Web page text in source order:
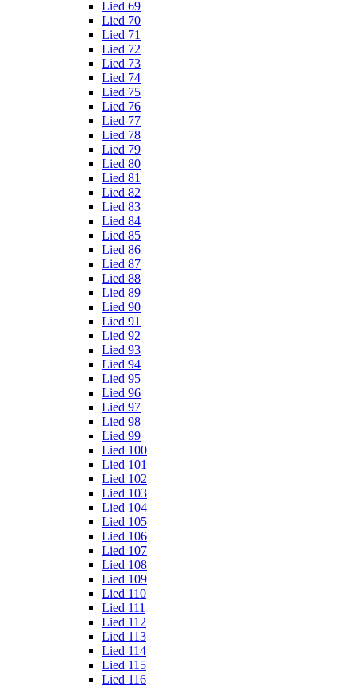
Lied 69
Lied 70
Lied 71
Lied 72
Lied 73
Lied 74
Lied 75
Lied 76
Lied 77
Lied 78
Lied 79
Lied 80
Lied 81
Lied 82
Lied 83
Lied 84
Lied 85
Lied 86
Lied 87
Lied 88
Lied 89
Lied 90
Lied 91
Lied 92
Lied 93
Lied 94
Lied 95
Lied 96
Lied 97
Lied 98
Lied 99
Lied 100
Lied 101
Lied 102
Lied 103
Lied 104
Lied 105
Lied 106
Lied 107
Lied 108
Lied 109
Lied 110
Lied 111
Lied 112
Lied 113
Lied 114
Lied 115
Lied 116